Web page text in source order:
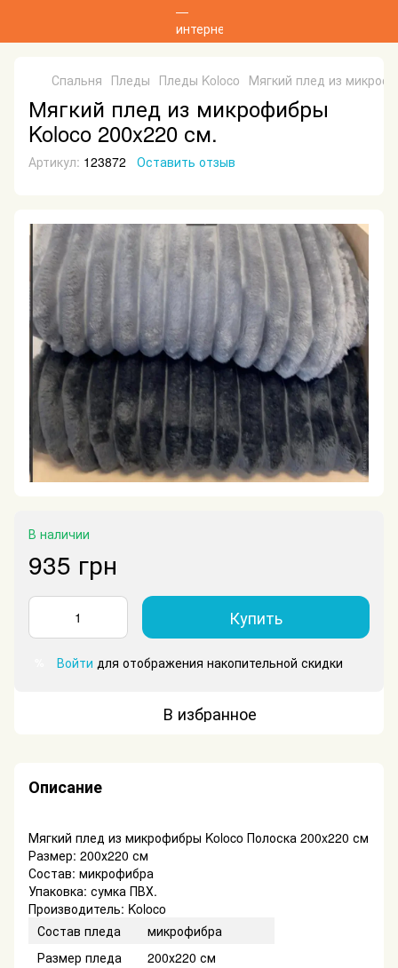
Спальня Пледы Пледы Koloco Мягкий плед из
Мягкий плед из микрофибры
Koloco 200x220 см.
Артикул: 123872 Оставить отзыв
В наличии
935 грн
Купить
Войти для отображения накопительной скидки
В избранное
Описание
Мягкий плед из микрофибры Koloco Полоска 200x220 см
Размер: 200х220 см
Состав: микрофибра
Упаковка: сумка ПВХ.
Производитель: Koloco
Состав пледа
микрофибра
Размер пледа
200х220 см